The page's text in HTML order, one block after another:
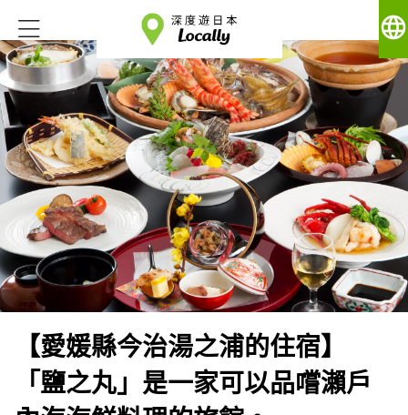
language
【愛媛縣今治湯之浦的住宿】
「鹽之丸」是一家可以品嚐瀨戶